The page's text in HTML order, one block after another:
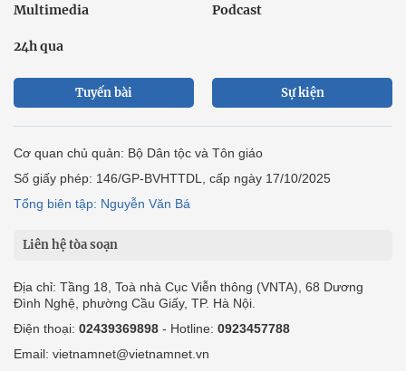
Multimedia Podcast
24h qua
Tuyến bài Sự kiện
Cơ quan chủ quản: Bộ Dân tộc và Tôn giáo
Số giấy phép: 146/GP-BVHTTDL, cấp ngày 17/10/2025
Tổng biên tập: Nguyễn Văn Bá
Liên hệ tòa soạn
Địa chỉ: Tầng 18, Toà nhà Cục Viễn thông (VNTA), 68 Dương
Đình Nghệ, phường Cầu Giấy, TP. Hà Nội.
Điện thoại: 02439369898 - Hotline: 0923457788
Email: vietnamnet@vietnamnet.vn